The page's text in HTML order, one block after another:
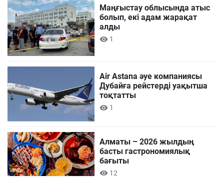
Маңғыстау облысында атыс
болып, екі адам жарақат
алды
1
Air Astana әуе компаниясы
Дубайға рейстерді уақытша
тоқтатты
1
Алматы – 2026 жылдың
басты гастрономиялық
бағыты
12